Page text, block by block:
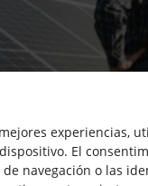
experiencias,
El
navegación o las